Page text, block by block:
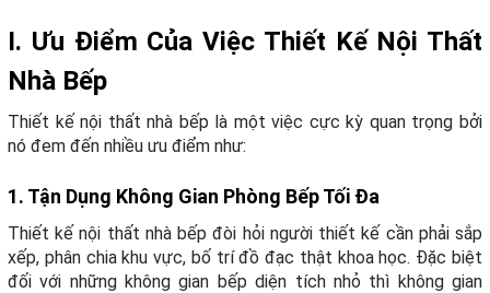
I. Ưu Điểm Của Việc Thiết Kế Nội Thất
Nhà Bếp
Thiết kế nội thất nhà bếp là một việc cực kỳ quan trọng bởi
nó đem đến nhiều ưu điểm như:
1. Tận Dụng Không Gian Phòng Bếp Tối Đa
Thiết kế nội thất nhà bếp đòi hỏi người thiết kế cần phải sắp
xếp, phân chia khu vực, bố trí đồ đạc thật khoa học. Đặc biệt
đối với những không gian bếp diện tích nhỏ thì không gian